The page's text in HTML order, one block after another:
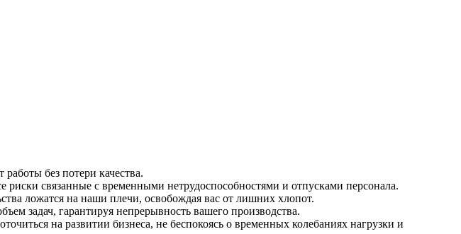
без потери качества.
связанные с временными нетрудоспособностями и отпусками персонала.
ложатся на наши плечи, освобождая вас от лишних хлопот.
задач, гарантируя непрерывность вашего производства.
на развитии бизнеса, не беспокоясь о временных колебаниях нагрузки и